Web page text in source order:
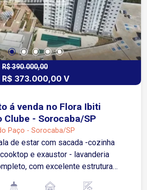
R$ 390.000,00
R$ 373.000,00 V
á venda no Flora Ibiti
Clube - Sorocaba/SP
Paço - Sorocaba/SP
de estar com sacada -cozinha
e exaustor - lavanderia
com excelente estrutura